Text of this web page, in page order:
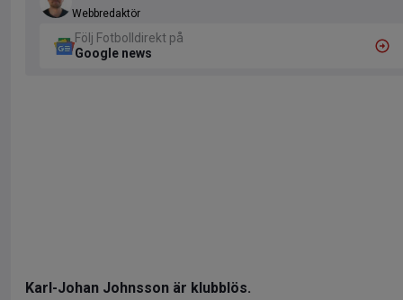
Webbredaktör
Följ Fotbolldirekt på
Google news
Karl-Johan Johnsson är klubblös.